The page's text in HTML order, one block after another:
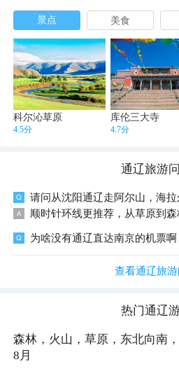
景点 美食
科尔沁草原
4.5分
库伦三大寺
4.7分
通辽旅游
请问从沈阳通辽走阿尔山，海拉尔，满洲里，黑山头，室韦一直到
顺时针环线更推荐，从草原到森林景色有层次，不走回头路。如果时间充足（12天以上），可以慢慢玩边境公
为啥没有通辽直达南京的机票啊
查看通辽旅
热门通辽
森林，火山，草原，东北向南
8月